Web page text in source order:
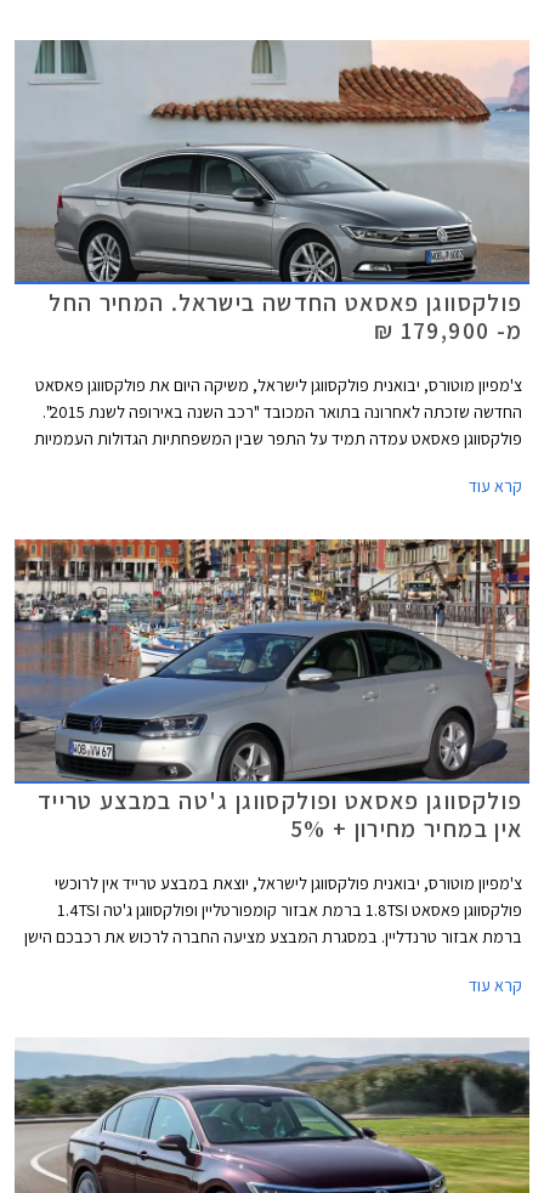
מהמחיר הקודם שעמד על 148,600 ₪.
פולקסווגן פאסאט החדשה בישראל. המחיר החל
מ- 179,900 ₪
צ'מפיון מוטורס, יבואנית פולקסווגן לישראל, משיקה היום את פולקסווגן פאסאט
החדשה שזכתה לאחרונה בתואר המכובד "רכב השנה באירופה לשנת 2015".
פולקסווגן פאסאט עמדה תמיד על התפר שבין המשפחתיות הגדולות העממיות
החדש והשמיני במספר עושה צעד נוסף לכיוון המתחרות היוקרתיות ומציג עיצוב
קרא עוד
פולקסווגן פאסאט ופולקסווגן ג'טה במבצע טרייד
אין במחיר מחירון + 5%
צ'מפיון מוטורס, יבואנית פולקסווגן לישראל, יוצאת במבצע טרייד אין לרוכשי
פולקסווגן פאסאט 1.8TSI ברמת אבזור קומפורטליין ופולקסווגן ג'טה 1.4TSI
ברמת אבזור טרנדליין. במסגרת המבצע מציעה החברה לרכוש את רכבכם הישן
קרא עוד